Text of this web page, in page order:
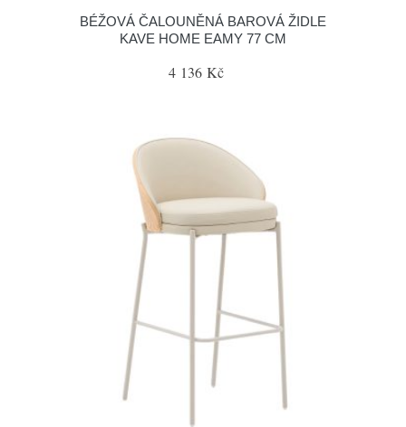
BÉŽOVÁ ČALOUNĚNÁ BAROVÁ ŽIDLE
KAVE HOME EAMY 77 CM
4 136 Kč